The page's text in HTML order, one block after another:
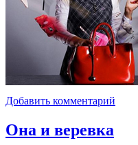
Добавить комментарий
Она и веревка